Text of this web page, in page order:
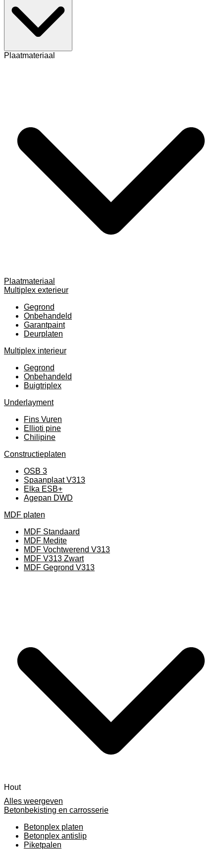
Plaatmateriaal
Plaatmateriaal
Multiplex exterieur
Gegrond
Onbehandeld
Garantpaint
Deurplaten
Multiplex interieur
Gegrond
Onbehandeld
Buigtriplex
Underlayment
Fins Vuren
Ellioti pine
Chilipine
Constructieplaten
OSB 3
Spaanplaat V313
Elka ESB+
Agepan DWD
MDF platen
MDF Standaard
MDF Medite
MDF Vochtwerend V313
MDF V313 Zwart
MDF Gegrond V313
Alles weergeven
Betonbekisting en carrosserie
Betonplex platen
Betonplex antislip
Piketpalen
Hout